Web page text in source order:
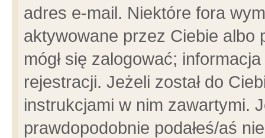
adres e-mail. Niektóre fora
aktywowane przez Ciebie albo
mógł się zalogować;
rejestracji. Jeżeli został do
instrukcjami w nim zawartymi.
prawdopodobnie podałeś/aś